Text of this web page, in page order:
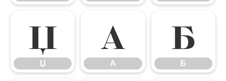
Џ
Џ
А
А
Б
Б